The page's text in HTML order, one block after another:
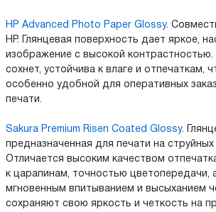
HP Advanced Photo Paper Glossy.
HP. Глянцевая поверхность дает яркое,
изображение с высокой контрастностью.
сохнет, устойчива к влаге и отпечаткам,
особенно удобной для оперативных
печати.
Sakura Premium Risen Coated Glossy.
предназначенная для печати на струйных
Отличается высоким качеством
к царапинам, точностью цветопередачи,
мгновенным впитыванием и высыханием
сохраняют свою яркость и четкость на